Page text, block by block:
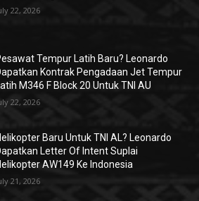
22, 2026
Tempur Latih Baru? Leonardo
Kontrak Pengadaan Jet Tempur
M346 F Block 20 Untuk TNI AU
22, 2026
Baru Untuk TNI AL? Leonardo
Letter Of Intent Suplai
AW149 Ke Indonesia
21, 2026